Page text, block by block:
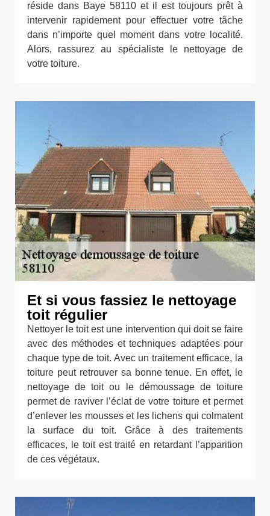
réside dans Baye 58110 et il est toujours prêt à
intervenir rapidement pour effectuer votre tâche
dans n’importe quel moment dans votre localité.
Alors, rassurez au spécialiste le nettoyage de
votre toiture.
Et si vous fassiez le nettoyage
toit régulier
Nettoyer le toit est une intervention qui doit se faire
avec des méthodes et techniques adaptées pour
chaque type de toit. Avec un traitement efficace, la
toiture peut retrouver sa bonne tenue. En effet, le
nettoyage de toit ou le démoussage de toiture
permet de raviver l’éclat de votre toiture et permet
d’enlever les mousses et les lichens qui colmatent
la surface du toit. Grâce à des traitements
efficaces, le toit est traité en retardant l’apparition
de ces végétaux.